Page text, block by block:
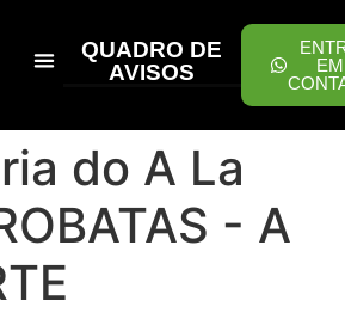
QUADRO DE
AVISOS
EM
do A La
- A